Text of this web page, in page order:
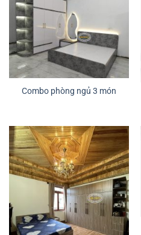
Combo phòng ngủ 3 món